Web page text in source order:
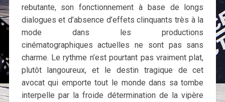
rebutante, son fonctionnement à base de longs
dialogues et d’absence d’effets clinquants très à la
mode dans les productions
cinématographiques actuelles ne sont pas sans
charme. Le rythme n’est pourtant pas vraiment plat,
plutôt langoureux, et le destin tragique de cet
avocat qui emporte tout le monde dans sa tombe
interpelle par la froide détermination de la vipère